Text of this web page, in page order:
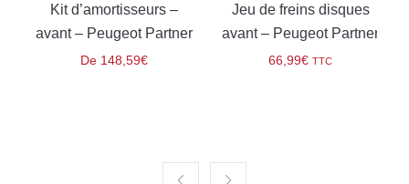
Kit d’amortisseurs –
avant – Peugeot Partner
De 148,59€
Jeu de freins disques
avant – Peugeot Partner
66,99€ TTC